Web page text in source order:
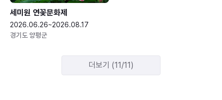
세미원 연꽃문화제
2026.06.26~2026.08.17
경기도 양평군
더보기 (11/11)